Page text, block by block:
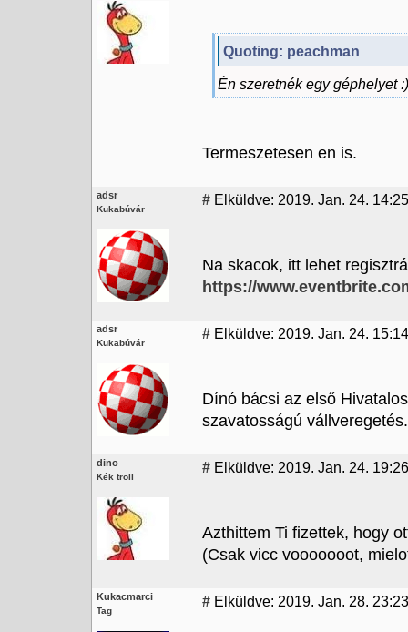
Quoting: peachman
Én szeretnék egy géphelyet
Termeszetesen en is.
adsr
Kukabúvár
# Elküldve: 2019. Jan. 24.
Na skacok, itt lehet
https://
adsr
Kukabúvár
# Elküldve: 2019. Jan. 24. 15:14
Dínó bácsi az első
szavatosságú vállveregetés.
dino
Kék troll
# Elküldve: 2019. Jan. 24. 19:26
Azthittem Ti fizettek, hogy
(Csak vicc vooooooot,
Kukacmarci
Tag
# Elküldve: 2019. Jan. 28. 23:23